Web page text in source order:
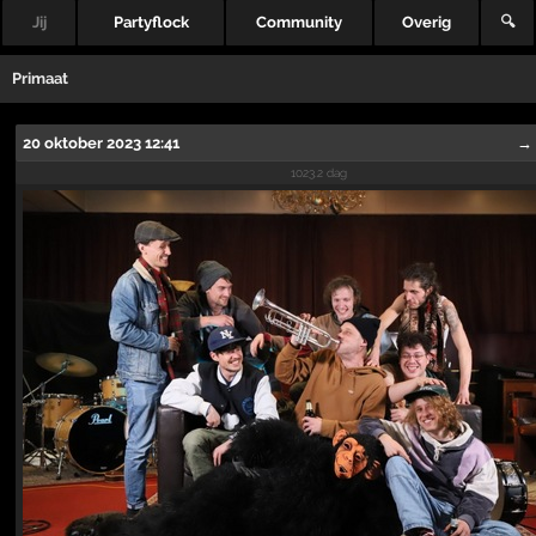
Jij Partyflock Community Overig 🔍
Primaat
20 oktober 2023 12:41 →
1023.2 dag